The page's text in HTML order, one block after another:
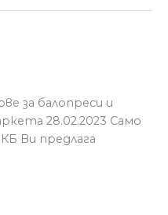
за балопреси и
28.02.2023 Само
Ви предлага